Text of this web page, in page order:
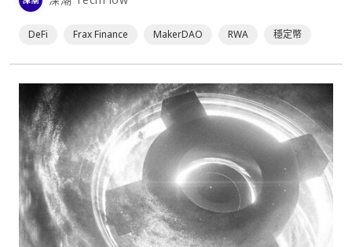
DeFi Frax Finance MakerDAO RWA 穩定幣